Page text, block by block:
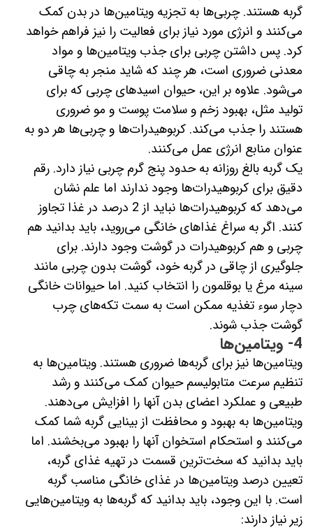
گربه هستند. چربی‌ها به تجزیه ویتامین‌ها در بدن کمک
می‌کنند و انرژی مورد نیاز برای فعالیت را نیز فراهم خواهد
کرد. پس داشتن چربی برای جذب ویتامین‌ها و مواد
معدنی ضروری است، هر چند که شاید منجر به چاقی
می‌شود. علاوه بر این، حیوان اسیدهای چربی که برای
تولید مثل، بهبود زخم و سلامت پوست و مو ضروری
هستند را جذب می‌کند. کربوهیدرات‌ها و چربی‌ها هر دو به
عنوان منابع انرژی عمل می‌کنند.
یک گربه بالغ روزانه به حدود پنج گرم چربی نیاز دارد. رقم
دقیق برای کربوهیدرات‌ها وجود ندارند اما علم نشان
می‌دهد که کربوهیدرات‌ها نباید از 2 درصد در غذا تجاوز
کنند. اگر به سراغ غذاهای خانگی می‌روید، باید بدانید هم
چربی و هم کربوهیدرات در گوشت وجود دارند. برای
جلوگیری از چاقی در گربه خود، گوشت بدون چربی مانند
سینه مرغ یا بوقلمون را انتخاب کنید. اما حیوانات خانگی
دچار سوء تغذیه ممکن است به سمت تکه‌های چرب
گوشت جذب شوند.
4- ویتامین‌ها
ویتامین‌ها نیز برای گربه‌ها ضروری هستند. ویتامین‌ها به
تنظیم سرعت متابولیسم حیوان کمک می‌کنند و رشد
طبیعی و عملکرد اعضای بدن آنها را افزایش می‌دهند.
ویتامین‌ها به بهبود و محافظت از بینایی گربه شما کمک
می‌کنند و استحکام استخوان آنها را بهبود می‌بخشند. اما
باید بدانید که سخت‌ترین قسمت در تهیه غذای گربه،
تعیین درصد ویتامین‌ها در غذای خانگی مناسب گربه
است. با این وجود، باید بدانید که گربه‌ها به ویتامین‌هایی
زیر نیاز دارند: